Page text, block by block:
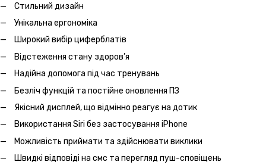
Стильний дизайн
Унікальна ергономіка
Широкий вибір циферблатів
Відстеження стану здоров’я
Надійна допомога під час тренувань
Безліч функцій та постійне оновлення ПЗ
Якісний дисплей, що відмінно реагує на дотик
Використання Siri без застосування iPhone
Можливість приймати та здійснювати виклики
Швидкі відповіді на смс та перегляд пуш-сповіщень